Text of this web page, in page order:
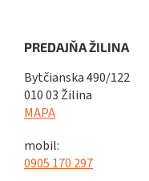
PREDAJŇA ŽILINA
Bytčianska 490/122
010 03 Žilina
MAPA
mobil:
0905 170 297